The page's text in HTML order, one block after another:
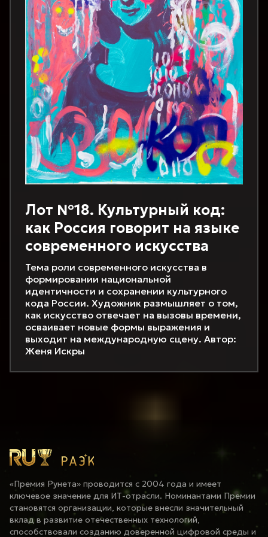
Лот №18. Культурный код:
как Россия говорит на языке
современного искусства
Тема роли современного искусства в
формировании национальной
идентичности и сохранении культурного
кода России. Художник размышляет о том,
как искусство отвечает на вызовы времени,
осваивает новые формы выражения и
выходит на международную сцену. Автор:
Женя Искры
«Премия Рунета» проводится с 2004 года и имеет
ключевое значение для ИТ-отрасли. Номинантами Премии
становятся организации, которые внесли значительный
вклад в развитие отечественных технологий,
способствовали созданию доверенной цифровой среды и